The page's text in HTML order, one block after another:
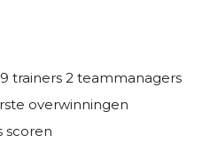
trainers 2 teammanagers
overwinningen
scoren